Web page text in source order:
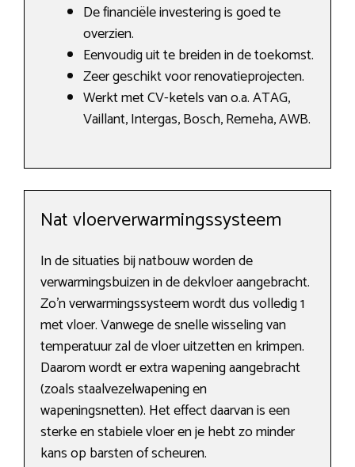
De financiële investering is goed te
overzien.
Eenvoudig uit te breiden in de toekomst.
Zeer geschikt voor renovatieprojecten.
Werkt met CV-ketels van o.a. ATAG,
Vaillant, Intergas, Bosch, Remeha, AWB.
Nat vloerverwarmingssysteem
In de situaties bij natbouw worden de
verwarmingsbuizen in de dekvloer aangebracht.
Zo’n verwarmingssysteem wordt dus volledig 1
met vloer. Vanwege de snelle wisseling van
temperatuur zal de vloer uitzetten en krimpen.
Daarom wordt er extra wapening aangebracht
(zoals staalvezelwapening en
wapeningsnetten). Het effect daarvan is een
sterke en stabiele vloer en je hebt zo minder
kans op barsten of scheuren.